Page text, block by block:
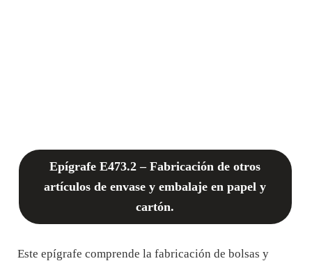
Epígrafe E473.2 – Fabricación de otros
artículos de envase y embalaje en papel y
cartón.
Este epígrafe comprende la fabricación de bolsas y